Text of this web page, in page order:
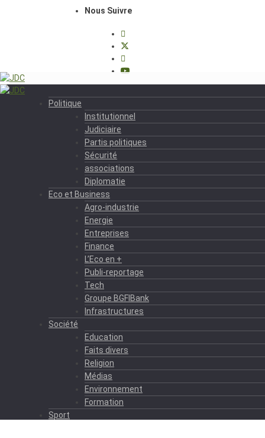
Nous Suivre
Politique
Institutionnel
Judiciaire
Partis politiques
Sécurité
associations
Diplomatie
Eco et Business
Agro-industrie
Energie
Entreprises
Finance
L’Eco en +
Publi-reportage
Tech
Groupe BGFIBank
Infrastructures
Société
Education
Faits divers
Religion
Médias
Environnement
Formation
Sport